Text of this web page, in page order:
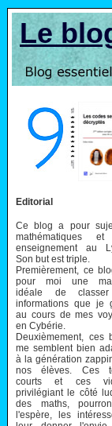
Le
Editorial
Ce blog a pour
mathématiques
enseignement au
Son but est triple.
Premièrement, ce
pour moi une
idéale de
informations que je
au cours de mes
en Cybérie.
Deuxièmement, ces
me semblent bien
à la génération
nos élèves. Ces
courts et ces
privilégiant le côté
des maths,
l'espère, les